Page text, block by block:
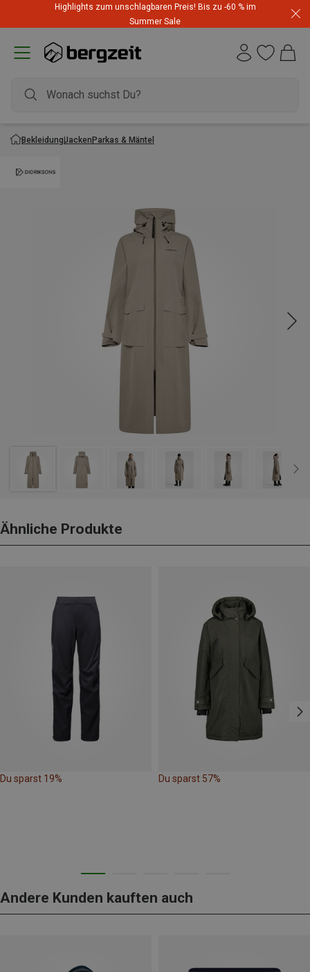
Highlights zum unschlagbaren Preis! Bis zu -60 % im
Summer Sale
BekleidungJackenParkas & Mäntel
Ähnliche Produkte
Du sparst 19% Du sparst 57%
Andere Kunden kauften auch